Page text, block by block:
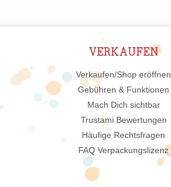
VERKAUFEN
Verkaufen/Shop eröffnen
Gebühren & Funktionen
Mach Dich sichtbar
Trustami Bewertungen
Häufige Rechtsfragen
FAQ Verpackungslizenz